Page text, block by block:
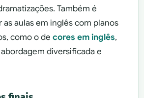
Também é
as aulas em inglês com planos
como o decores em inglês,
diversificada e